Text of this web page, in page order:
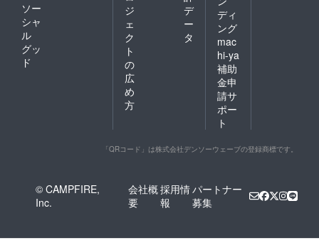
ソー
シャ
ル
グッ
ド
ジ
ェ
ク
ト
の
広
め
方
デ
ー
タ
ディ
ング
mac
hi-ya
補助
金申
請サ
ポー
ト
「QRコード」は株式会社デンソーウェーブの登録商標です。
© CAMPFIRE,
Inc.
会社概
要
採用情
報
パートナー
募集